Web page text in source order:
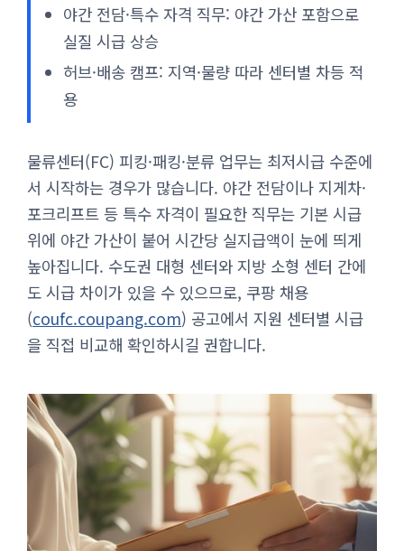
야간 전담·특수 자격 직무: 야간 가산 포함으로
실질 시급 상승
허브·배송 캠프: 지역·물량 따라 센터별 차등 적
용
물류센터(FC) 피킹·패킹·분류 업무는 최저시급 수준에
서 시작하는 경우가 많습니다. 야간 전담이나 지게차·
포크리프트 등 특수 자격이 필요한 직무는 기본 시급
위에 야간 가산이 붙어 시간당 실지급액이 눈에 띄게
높아집니다. 수도권 대형 센터와 지방 소형 센터 간에
도 시급 차이가 있을 수 있으므로, 쿠팡 채용
(coufc.coupang.com) 공고에서 지원 센터별 시급
을 직접 비교해 확인하시길 권합니다.